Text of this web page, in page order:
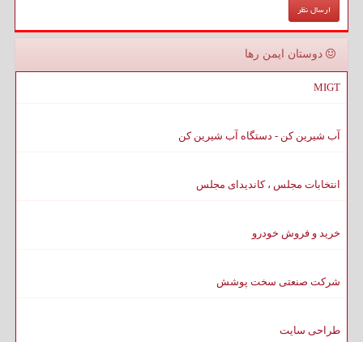
دوستان ایمن رها
MIGT
آب شیرین کن - دستگاه آب شیرین کن
انتخابات مجلس ، کاندیدای مجلس
خرید و فروش خودرو
شرکت صنعتی سخت پوشش
طراحی سایت